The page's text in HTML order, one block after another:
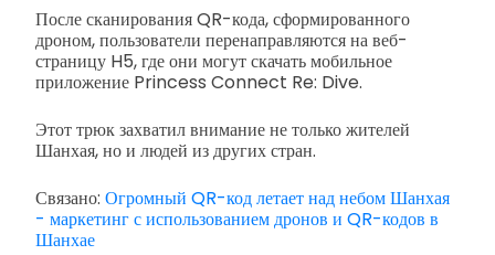
После сканирования QR-кода, сформированного
дроном, пользователи перенаправляются на веб-
страницу H5, где они могут скачать мобильное
приложение Princess Connect Re: Dive.
Этот трюк захватил внимание не только жителей
Шанхая, но и людей из других стран.
Связано: Огромный QR-код летает над небом Шанхая
- маркетинг с использованием дронов и QR-кодов в
Шанхае